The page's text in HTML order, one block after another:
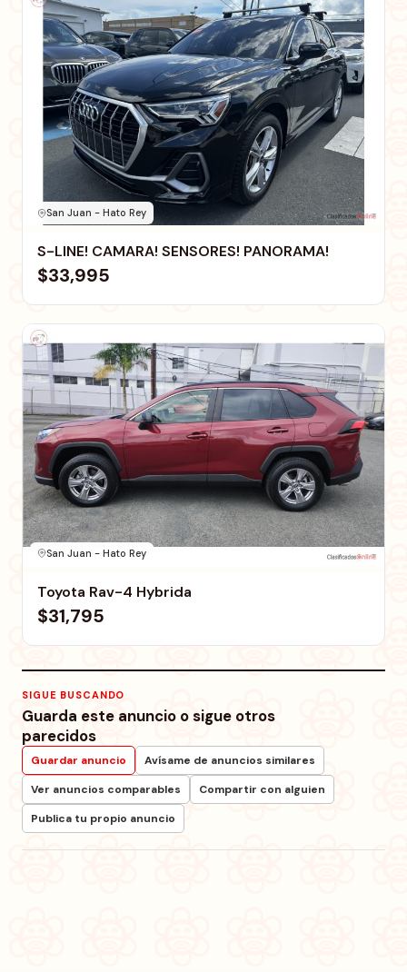
San Juan - Hato Rey
S-LINE! CAMARA! SENSORES! PANORAMA!
$33,995
San Juan - Hato Rey
Toyota Rav-4 Hybrida
$31,795
SIGUE BUSCANDO
Guarda este anuncio o sigue otros
parecidos
Guardar anuncio
Avísame de anuncios similares
Ver anuncios comparables
Compartir con alguien
Publica tu propio anuncio